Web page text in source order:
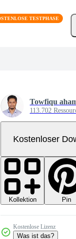
Towfiqu
113.702
Kostenloser
Kollektion Pin
Kostenlose Lizenz
Was ist das?